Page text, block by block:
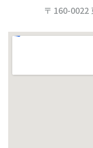
〒 160-0022